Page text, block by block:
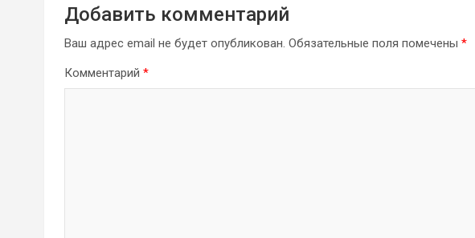
Добавить комментарий
Ваш адрес email не будет опубликован. Обязательные поля помечены *
Комментарий *